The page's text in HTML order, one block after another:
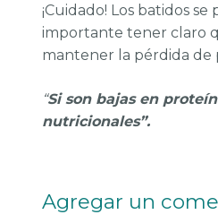
¡Cuidado! Los batidos
importante tener claro
mantener la pérdida de
“Si son bajas en
nutricionales”.
Agregar un